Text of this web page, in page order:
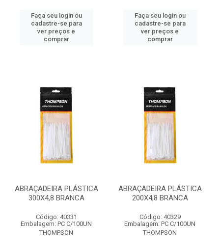
Faça seu login ou
cadastre-se para
ver preços e
comprar
Faça seu login ou
cadastre-se para
ver preços e
comprar
ABRAÇADEIRA PLÁSTICA
300X4,8 BRANCA
Código: 40331
Embalagem: PC C/100UN
THOMPSON
ABRAÇADEIRA PLÁSTICA
200X4,8 BRANCA
Código: 40329
Embalagem: PC C/100UN
THOMPSON